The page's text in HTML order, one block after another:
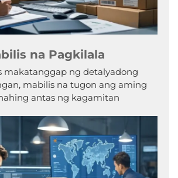
na Pagkilala
makatanggap ng detalyadong
mabilis na tugon ang aming
antas ng kagamitan